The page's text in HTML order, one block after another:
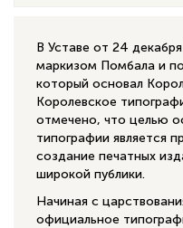
В Уставе от 24
маркизом Помбала и
который основал
Королевское
отмечено, что целью
типографии является
создание печатных
широкой публики.
Начиная с
официальное